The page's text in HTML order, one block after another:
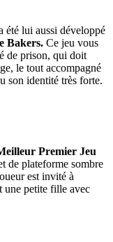
été lui aussi développé
Bakers. Ce jeu vous
de prison, qui doit
le tout accompagné
son identité très forte.
Premier Jeu
de plateforme sombre
est invité à
une petite fille avec